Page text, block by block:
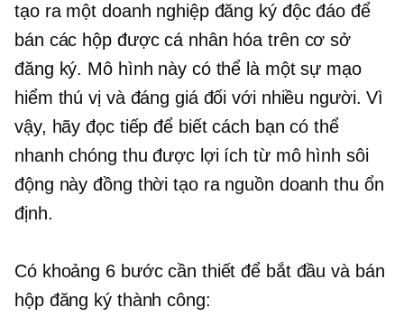
tạo ra một doanh nghiệp đăng ký độc đáo để
bán các hộp được cá nhân hóa trên cơ sở
đăng ký. Mô hình này có thể là một sự mạo
hiểm thú vị và đáng giá đối với nhiều người. Vì
vậy, hãy đọc tiếp để biết cách bạn có thể
nhanh chóng thu được lợi ích từ mô hình sôi
động này đồng thời tạo ra nguồn doanh thu ổn
định.
Có khoảng 6 bước cần thiết để bắt đầu và bán
hộp đăng ký thành công: